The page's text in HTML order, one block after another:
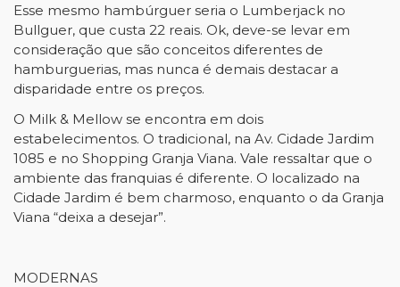
Esse mesmo hambúrguer seria o Lumberjack no
Bullguer, que custa 22 reais. Ok, deve-se levar em
consideração que são conceitos diferentes de
hamburguerias, mas nunca é demais destacar a
disparidade entre os preços.
O Milk & Mellow se encontra em dois
estabelecimentos. O tradicional, na Av. Cidade Jardim
1085 e no Shopping Granja Viana. Vale ressaltar que o
ambiente das franquias é diferente. O localizado na
Cidade Jardim é bem charmoso, enquanto o da Granja
Viana “deixa a desejar”.
MODERNAS